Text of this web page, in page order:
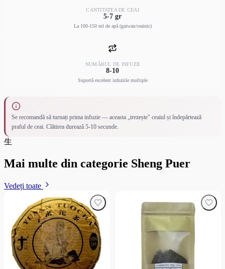
CANTITATEA DE CEAI
5-7 gr
La 100-150 ml de apă (gaiwan/ceainic)
NUMĂRUL DE INFUZII
8-10
Suportă excelent infuziile multiple
Se recomandă să turnați prima infuzie — aceasta „trezește" ceaiul și îndepărtează
praful de ceai. Clătirea durează 5-10 secunde.
生
Mai multe din categorie Sheng Puer
Vedeți toate